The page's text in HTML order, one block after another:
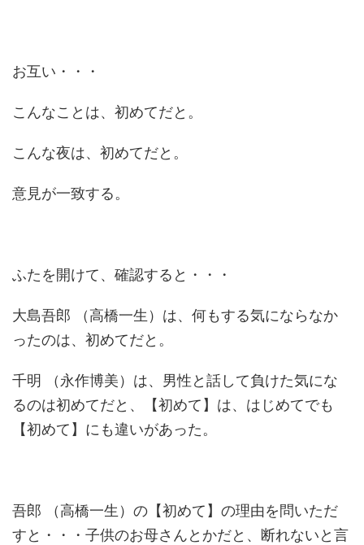
お互い・・・
こんなことは、初めてだと。
こんな夜は、初めてだと。
意見が一致する。
ふたを開けて、確認すると・・・
大島吾郎 （高橋一生）は、何もする気にならなか
ったのは、初めてだと。
千明 （永作博美）は、男性と話して負けた気にな
るのは初めてだと、【初めて】は、はじめてでも
【初めて】にも違いがあった。
吾郎 （高橋一生）の【初めて】の理由を問いただ
すと・・・子供のお母さんとかだと、断れないと言